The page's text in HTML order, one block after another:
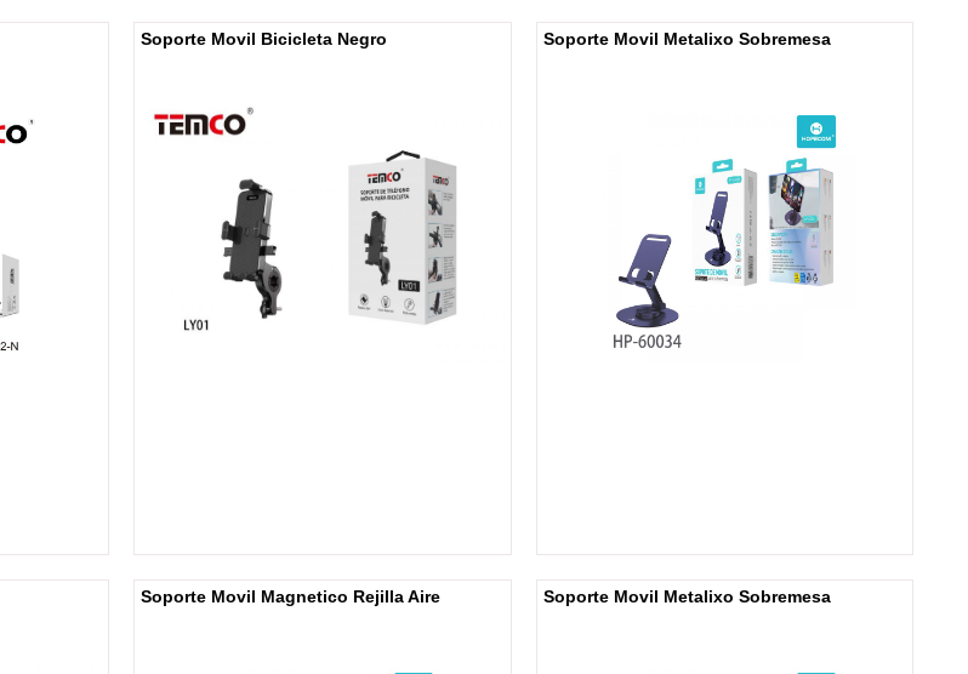
Soporte Movil Bicicleta Negro Soporte Movil Metalixo Sobremesa
Soporte Movil Magnetico Rejilla Aire Soporte Movil Metalixo Sobremesa